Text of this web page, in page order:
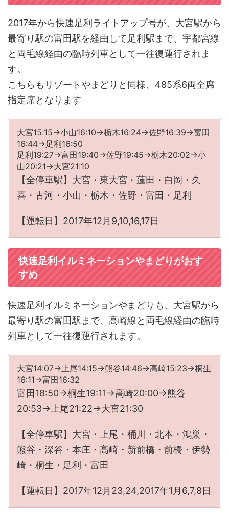
2017年から快速足利ライトアップ号が、大宮駅から
最寄り駅の富田駅を経由して足利駅まで、宇都宮線
と両毛線経由の臨時列車として一往復運行されま
す。
こちらもリゾートやまどりと同様、485系6両全席
指定席となります
大宮15:15→小山16:10→栃木16:24→佐野16:39→富田
16:44→足利16:50
足利19:27→富田19:40→佐野19:45→栃木20:02→小
山20:21→大宮21:10
【全停車駅】大宮・東大宮・蓮田・白岡・久
喜・古河・小山・栃木・佐野・富田・足利
【運転日】2017年12月9,10,16,17日
快速足利イルミネーションやまどりがおす
すめ
快速足利イルミネーションやまどりも、大宮駅から
最寄り駅の富田駅まで、高崎線と両毛線経由の臨時
列車として一往復運行されます。
大宮14:07→上尾14:15→熊谷14:46→高崎15:23→桐生
16:11→富田16:32
富田18:50→桐生19:11→高崎20:00→熊谷
20:53→上尾21:22→大宮21:30
【全停車駅】大宮・上尾・桶川・北本・鴻巣・
熊谷・深谷・本庄・高崎・新前橋・前橋・伊勢
崎・桐生・足利・富田
【運転日】2017年12月23,24,2017年1月6,7,8日